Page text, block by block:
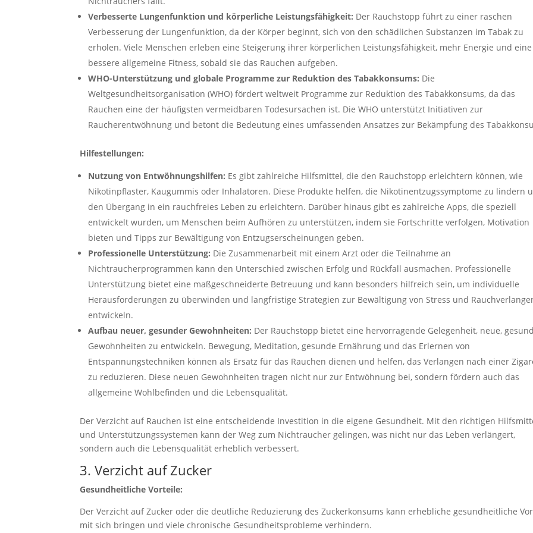
Verbesserte Lungenfunktion und körperliche Leistungsfähigkeit: Der Rauchstopp führt zu einer raschen
Verbesserung der Lungenfunktion, da der Körper beginnt, sich von den schädlichen Substanzen im Tabak zu
erholen. Viele Menschen erleben eine Steigerung ihrer körperlichen Leistungsfähigkeit, mehr Energie und eine
bessere allgemeine Fitness, sobald sie das Rauchen aufgeben.
WHO-Unterstützung und globale Programme zur Reduktion des Tabakkonsums: Die
Weltgesundheitsorganisation (WHO) fördert weltweit Programme zur Reduktion des Tabakkonsums, da das
Rauchen eine der häufigsten vermeidbaren Todesursachen ist. Die WHO unterstützt Initiativen zur
Raucherentwöhnung und betont die Bedeutung eines umfassenden Ansatzes zur Bekämpfung des
Hilfestellungen:
Nutzung von Entwöhnungshilfen: Es gibt zahlreiche Hilfsmittel, die den Rauchstopp erleichtern können, wie
Nikotinpflaster, Kaugummis oder Inhalatoren. Diese Produkte helfen, die Nikotinentzugssymptome zu lindern
den Übergang in ein rauchfreies Leben zu erleichtern. Darüber hinaus gibt es zahlreiche Apps, die speziell
entwickelt wurden, um Menschen beim Aufhören zu unterstützen, indem sie Fortschritte verfolgen, Motivation
bieten und Tipps zur Bewältigung von Entzugserscheinungen geben.
Professionelle Unterstützung: Die Zusammenarbeit mit einem Arzt oder die Teilnahme an
Nichtraucherprogrammen kann den Unterschied zwischen Erfolg und Rückfall ausmachen. Professionelle
Unterstützung bietet eine maßgeschneiderte Betreuung und kann besonders hilfreich sein, um individuelle
Herausforderungen zu überwinden und langfristige Strategien zur Bewältigung von Stress und
entwickeln.
Aufbau neuer, gesunder Gewohnheiten: Der Rauchstopp bietet eine hervorragende Gelegenheit, neue,
Gewohnheiten zu entwickeln. Bewegung, Meditation, gesunde Ernährung und das Erlernen von
Entspannungstechniken können als Ersatz für das Rauchen dienen und helfen, das Verlangen nach einer
zu reduzieren. Diese neuen Gewohnheiten tragen nicht nur zur Entwöhnung bei, sondern fördern auch das
allgemeine Wohlbefinden und die Lebensqualität.
Der Verzicht auf Rauchen ist eine entscheidende Investition in die eigene Gesundheit. Mit den richtigen
und Unterstützungssystemen kann der Weg zum Nichtraucher gelingen, was nicht nur das Leben verlängert,
sondern auch die Lebensqualität erheblich verbessert.
3. Verzicht auf Zucker
Gesundheitliche Vorteile:
Der Verzicht auf Zucker oder die deutliche Reduzierung des Zuckerkonsums kann erhebliche gesundheitliche
mit sich bringen und viele chronische Gesundheitsprobleme verhindern.